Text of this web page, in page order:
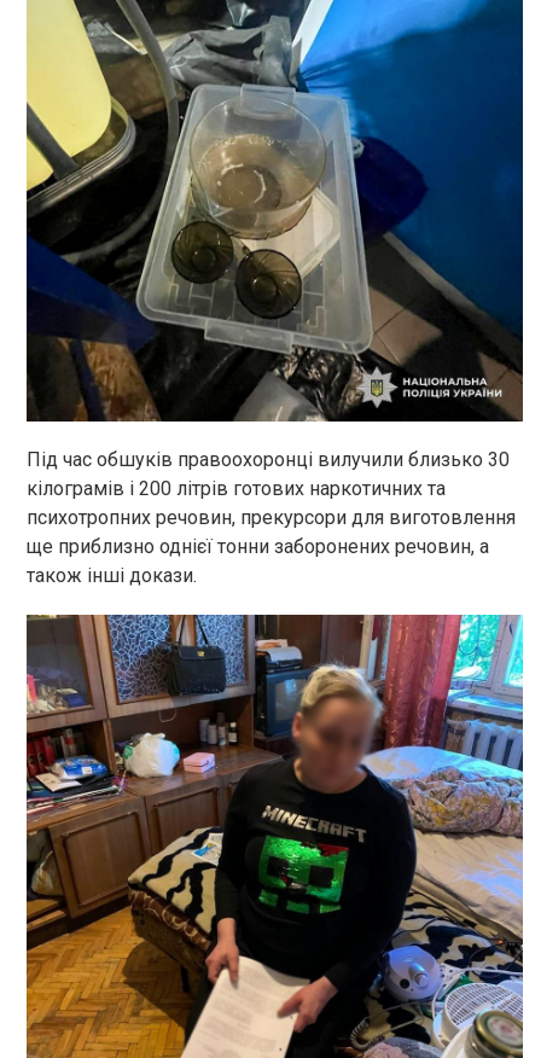
Під час обшуків правоохоронці вилучили близько 30
кілограмів і 200 літрів готових наркотичних та
психотропних речовин, прекурсори для виготовлення
ще приблизно однієї тонни заборонених речовин, а
також інші докази.